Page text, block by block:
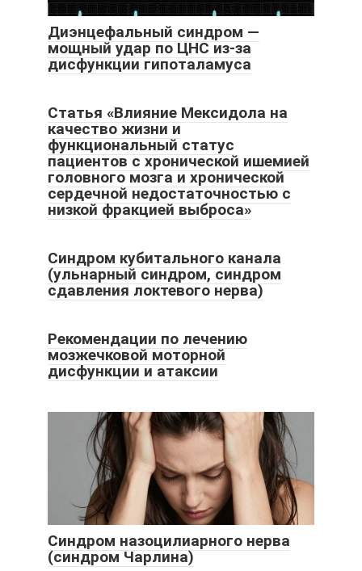
Диэнцефальный синдром —
мощный удар по ЦНС из-за
дисфункции гипоталамуса
Статья «Влияние Мексидола на
качество жизни и
функциональный статус
пациентов с хронической ишемией
головного мозга и хронической
сердечной недостаточностью с
низкой фракцией выброса»
Синдром кубитального канала
(ульнарный синдром, синдром
сдавления локтевого нерва)
Рекомендации по лечению
мозжечковой моторной
дисфункции и атаксии
Синдром назоцилиарного нерва
(синдром Чарлина)